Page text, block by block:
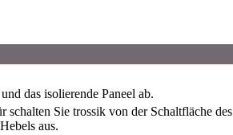
das isolierende Paneel ab.
schalten Sie trossik von der Schaltfläche des
aus.